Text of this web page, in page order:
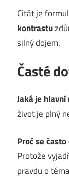
Citát je
kontrastu
silný dojem.
Časté
Jaká je
život je plný
Proč se
Protože
pravdu o